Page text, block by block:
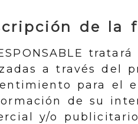
de la
a través del
para el
de su
y/o